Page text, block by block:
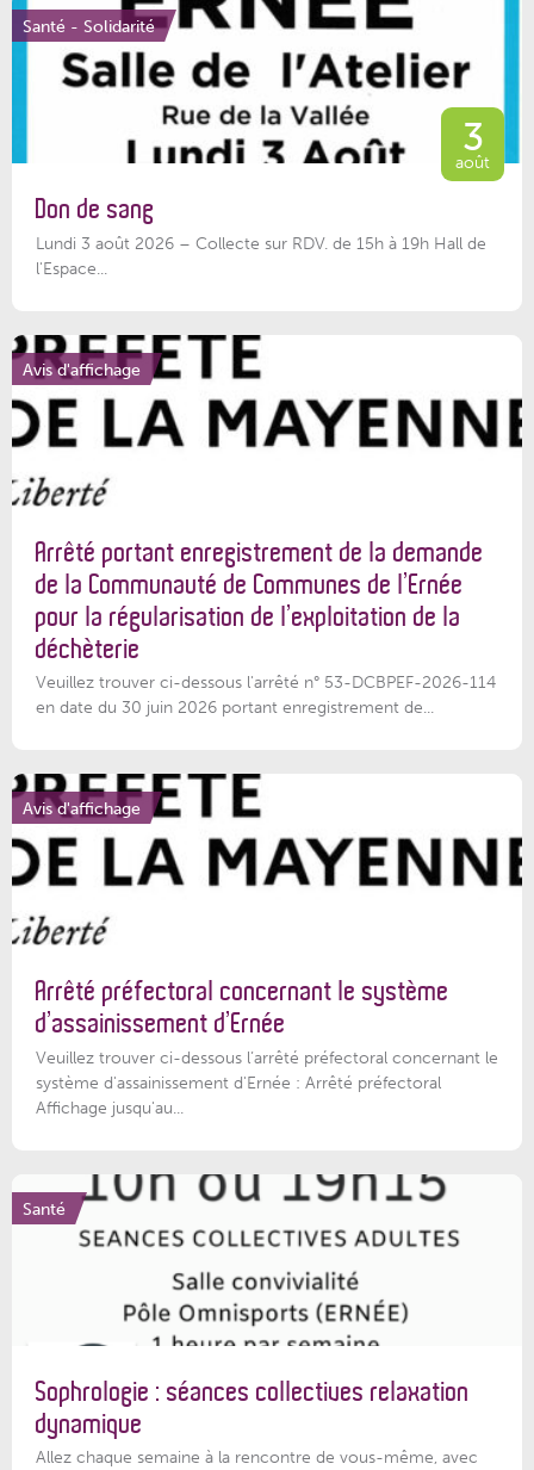
Santé - Solidarité
3
août
Don de sang
Lundi 3 août 2026 – Collecte sur RDV. de 15h à 19h Hall de
l'Espace...
Avis d'affichage
Arrêté portant enregistrement de la demande
de la Communauté de Communes de l’Ernée
pour la régularisation de l’exploitation de la
déchèterie
Veuillez trouver ci-dessous l'arrêté n° 53-DCBPEF-2026-114
en date du 30 juin 2026 portant enregistrement de...
Avis d'affichage
Arrêté préfectoral concernant le système
d’assainissement d’Ernée
Veuillez trouver ci-dessous l’arrêté préfectoral concernant le
système d'assainissement d'Ernée : Arrêté préfectoral
Affichage jusqu'au...
Santé
Sophrologie : séances collectives relaxation
dynamique
Allez chaque semaine à la rencontre de vous-même, avec